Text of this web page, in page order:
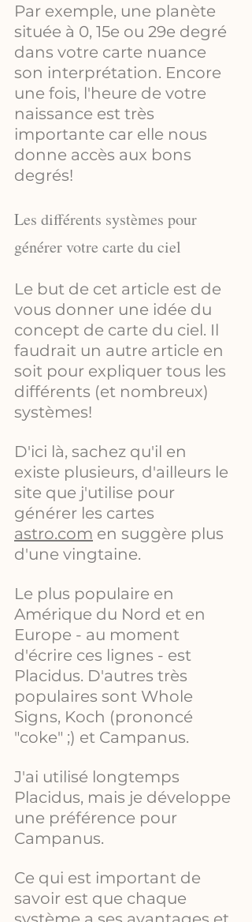
Par exemple, une planète
située à 0, 15e ou 29e degré
dans votre carte nuance
son interprétation. Encore
une fois, l'heure de votre
naissance est très
importante car elle nous
donne accès aux bons
degrés!
Les différents systèmes pour
générer votre carte du ciel
Le but de cet article est de
vous donner une idée du
concept de carte du ciel. Il
faudrait un autre article en
soit pour expliquer tous les
différents (et nombreux)
systèmes!
D'ici là, sachez qu'il en
existe plusieurs, d'ailleurs le
site que j'utilise pour
générer les cartes
astro.com en suggère plus
d'une vingtaine.
Le plus populaire en
Amérique du Nord et en
Europe - au moment
d'écrire ces lignes - est
Placidus. D'autres très
populaires sont Whole
Signs, Koch (prononcé
"coke" ;) et Campanus.
J'ai utilisé longtemps
Placidus, mais je développe
une préférence pour
Campanus.
Ce qui est important de
savoir est que chaque